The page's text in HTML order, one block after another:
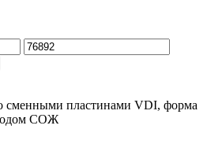
сменными пластинами VDI, форма
СОЖ